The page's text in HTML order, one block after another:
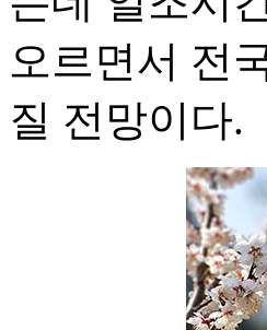
오르면서 전
질 전망이다.